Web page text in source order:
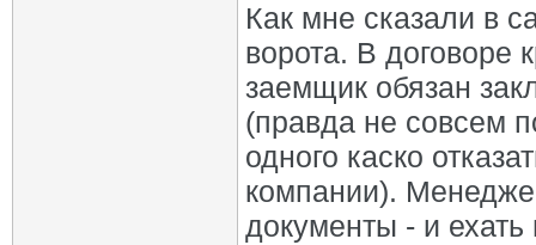
Как мне сказали в
ворота. В договоре
заемщик обязан
(правда не совсем
одного каско
компании).
документы - и